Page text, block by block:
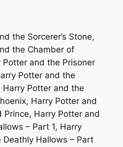
the Sorcerer’s Stone,
the Chamber of
Potter and the Prisoner
Potter and the
Harry Potter and the
Harry Potter and
Prince, Harry Potter and
– Part 1, Harry
Deathly Hallows – Part